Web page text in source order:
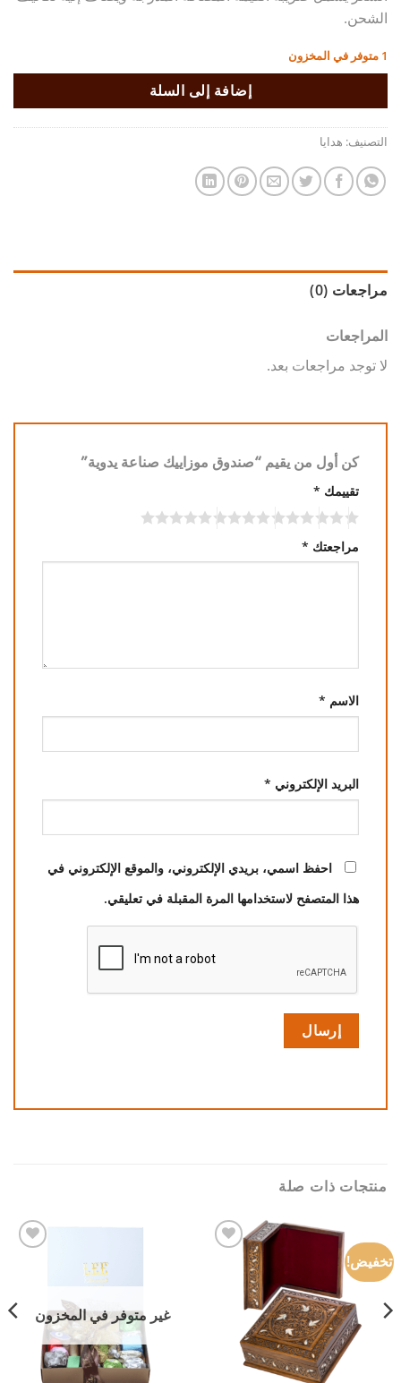
الشحن.
1 متوفر في المخزون
إضافة إلى السلة
التصنيف: هدايا
مراجعات (0)
المراجعات
لا توجد مراجعات بعد.
كن أول من يقيم “صندوق موزاييك صناعة يدوية”
تقييمك *
مراجعتك *
الاسم *
البريد الإلكتروني *
احفظ اسمي، بريدي الإلكتروني، والموقع الإلكتروني في
هذا المتصفح لاستخدامها المرة المقبلة في تعليقي.
منتجات ذات صلة
تخفيض!
غير متوفر في المخزون